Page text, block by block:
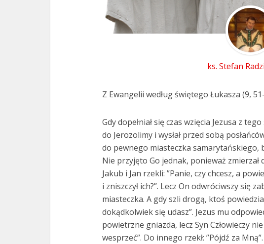
ks. Stefan
Z Ewangelii według świętego Łukasza (9,
Gdy dopełniał się czas wzięcia Jezusa z
do Jerozolimy i wysłał przed sobą
do pewnego miasteczka samarytańskiego,
Nie przyjęto Go jednak, ponieważ zmierzał
Jakub i Jan rzekli: ”Panie, czy chcesz, a
i zniszczył ich?”. Lecz On odwróciwszy się
miasteczka. A gdy szli drogą, ktoś
dokądkolwiek się udasz”. Jezus mu
powietrzne gniazda, lecz Syn Człowieczy
wesprzeć”. Do innego rzekł: ”Pójdź za